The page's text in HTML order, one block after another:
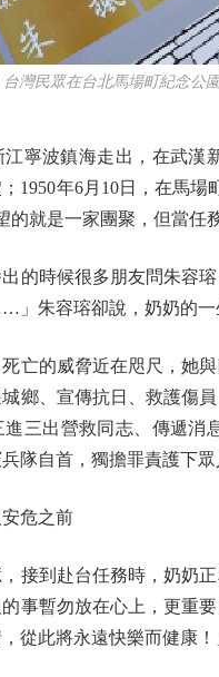
民眾在台北馬場町紀念公園
波鎮海走出，在武漢新
1950年6月10日，在馬
的就是一家團聚，但當任
時候很多朋友問朱容瑢
」朱容瑢卻說，奶奶的一
的威脅近在咫尺，她與
鄉、宣傳抗日、救護傷
三出營救同志、傳遞消
隊自首，獨擔罪責護下
危之前
到赴台任務時，奶奶正
事暫勿放在心上，更重
從此將永遠快樂而健康